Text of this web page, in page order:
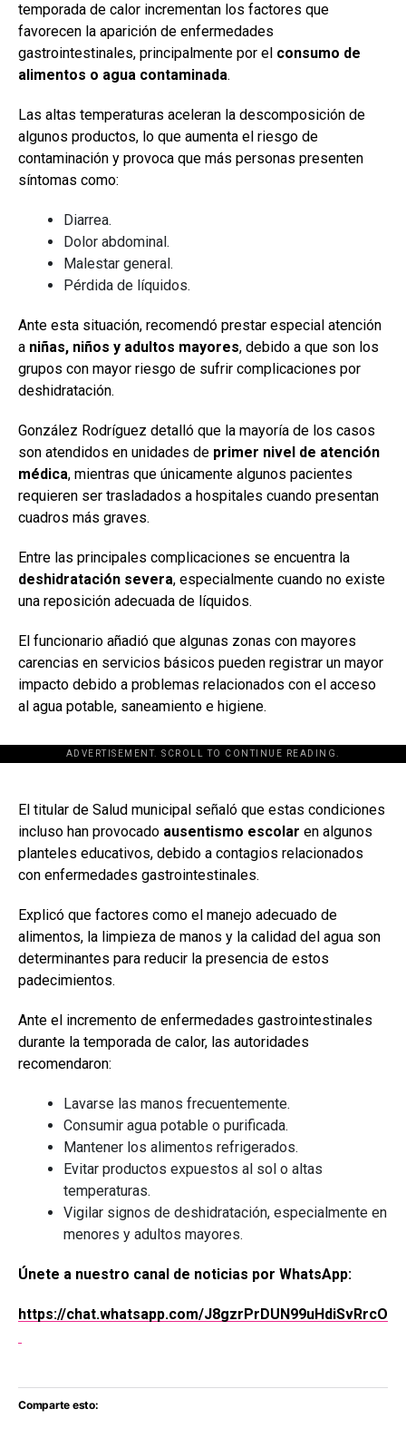
temporada de calor incrementan los factores que
favorecen la aparición de enfermedades
gastrointestinales, principalmente por el consumo de
alimentos o agua contaminada.
Las altas temperaturas aceleran la descomposición de
algunos productos, lo que aumenta el riesgo de
contaminación y provoca que más personas presenten
síntomas como:
Diarrea.
Dolor abdominal.
Malestar general.
Pérdida de líquidos.
Ante esta situación, recomendó prestar especial atención
a niñas, niños y adultos mayores, debido a que son los
grupos con mayor riesgo de sufrir complicaciones por
deshidratación.
González Rodríguez detalló que la mayoría de los casos
son atendidos en unidades de primer nivel de atención
médica, mientras que únicamente algunos pacientes
requieren ser trasladados a hospitales cuando presentan
cuadros más graves.
Entre las principales complicaciones se encuentra la
deshidratación severa, especialmente cuando no existe
una reposición adecuada de líquidos.
El funcionario añadió que algunas zonas con mayores
carencias en servicios básicos pueden registrar un mayor
impacto debido a problemas relacionados con el acceso
al agua potable, saneamiento e higiene.
ADVERTISEMENT. SCROLL TO CONTINUE READING.
[adsforwp id="243463"]
El titular de Salud municipal señaló que estas condiciones
incluso han provocado ausentismo escolar en algunos
planteles educativos, debido a contagios relacionados
con enfermedades gastrointestinales.
Explicó que factores como el manejo adecuado de
alimentos, la limpieza de manos y la calidad del agua son
determinantes para reducir la presencia de estos
padecimientos.
Ante el incremento de enfermedades gastrointestinales
durante la temporada de calor, las autoridades
recomendaron:
Lavarse las manos frecuentemente.
Consumir agua potable o purificada.
Mantener los alimentos refrigerados.
Evitar productos expuestos al sol o altas
temperaturas.
Vigilar signos de deshidratación, especialmente en
menores y adultos mayores.
Únete a nuestro canal de noticias por WhatsApp:
https://chat.whatsapp.com/J8gzrPrDUN99uHdiSvRrcO
Comparte esto: